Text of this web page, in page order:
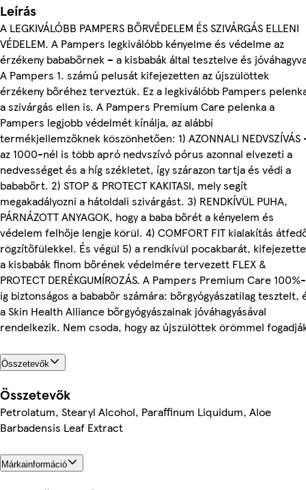
Leírás
A LEGKIVÁLÓBB PAMPERS BŐRVÉDELEM ÉS SZIVÁRGÁS ELLENI
VÉDELEM. A Pampers legkiválóbb kényelme és védelme az
érzékeny bababőrnek – a kisbabák által tesztelve és
A Pampers 1. számú pelusát kifejezetten az újszülöttek
érzékeny bőréhez terveztük. Ez a legkiválóbb Pampers
a szivárgás ellen is. A Pampers Premium Care pelenka a
Pampers legjobb védelmét kínálja, az alábbi
termékjellemzőknek köszönhetően: 1) AZONNALI NEDVSZÍVÁS
az 1000-nél is több apró nedvszívó pórus azonnal elvezeti a
nedvességet és a híg székletet, így szárazon tartja és védi a
bababőrt. 2) STOP & PROTECT KAKITASI, mely segít
megakadályozni a hátoldali szivárgást. 3) RENDKÍVÜL PUHA,
PÁRNÁZOTT ANYAGOK, hogy a baba bőrét a kényelem és
védelem felhője lengje körül. 4) COMFORT FIT kialakítás
rögzítőfülekkel. És végül 5) a rendkívül pocakbarát,
a kisbabák finom bőrének védelmére tervezett FLEX &
PROTECT DERÉKGUMÍROZÁS. A Pampers Premium Care 100%-
ig biztonságos a bababőr számára: bőrgyógyászatilag tesztelt,
a Skin Health Alliance bőrgyógyászainak jóváhagyásával
rendelkezik. Nem csoda, hogy az újszülöttek örömmel
Összetevők
Összetevők
Petrolatum, Stearyl Alcohol, Paraffinum Liquidum, Aloe
Barbadensis Leaf Extract
Márkainformáció